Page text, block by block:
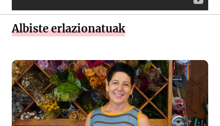
Albiste erlazionatuak